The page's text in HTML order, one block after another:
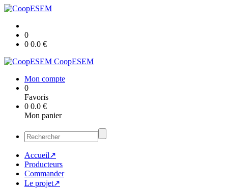
0
0 0.0 €
CoopESEM
Mon compte
0
Favoris
0 0.0 €
Mon panier
Accueil↗
Producteurs
Commander
Le projet↗